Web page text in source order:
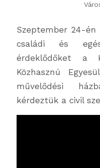
Szeptember 24-
családi és
érdeklődőket a
Közhasznú
művelődési
kérdeztük a civil